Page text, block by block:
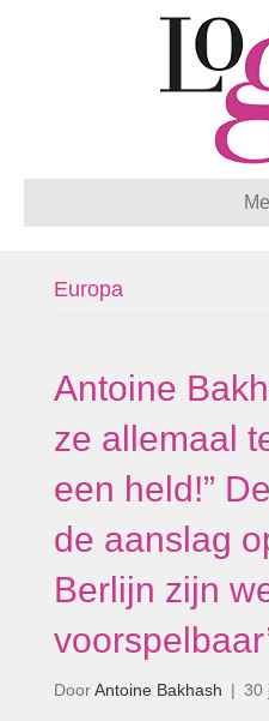
Europa
Antoine
ze allemaal
een held!”
de aanslag
Berlijn zijn
DoorAntoine Bakhash | 30